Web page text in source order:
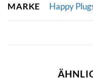
MARKE Happy